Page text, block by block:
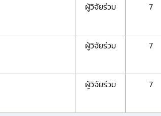
ผู้วิจัยร่วม 7
ผู้วิจัยร่วม 7
ผู้วิจัยร่วม 7